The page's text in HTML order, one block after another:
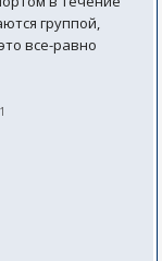
группой,
все-равно